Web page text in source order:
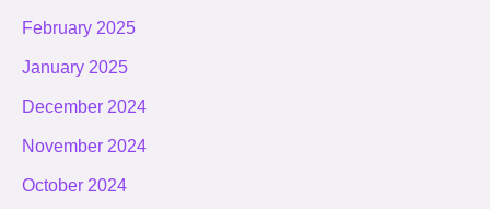
February 2025
January 2025
December 2024
November 2024
October 2024